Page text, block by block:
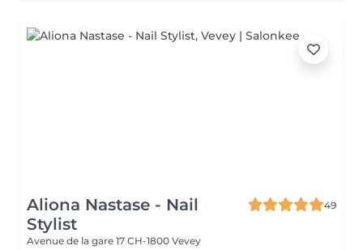
Aliona Nastase - Nail
Stylist
49
Avenue de la gare 17 CH-1800 Vevey